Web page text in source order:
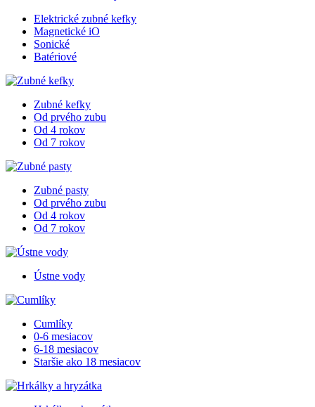
Elektrické zubné kefky
Magnetické iO
Sonické
Batériové
Zubné kefky
Od prvého zubu
Od 4 rokov
Od 7 rokov
Zubné pasty
Od prvého zubu
Od 4 rokov
Od 7 rokov
Ústne vody
Cumlíky
0-6 mesiacov
6-18 mesiacov
Staršie ako 18 mesiacov